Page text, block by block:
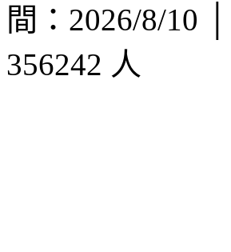
間：2026/8/10
356242 人